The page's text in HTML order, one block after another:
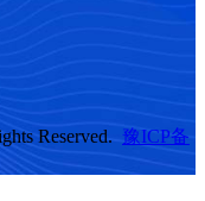
Reserved. 豫ICP备